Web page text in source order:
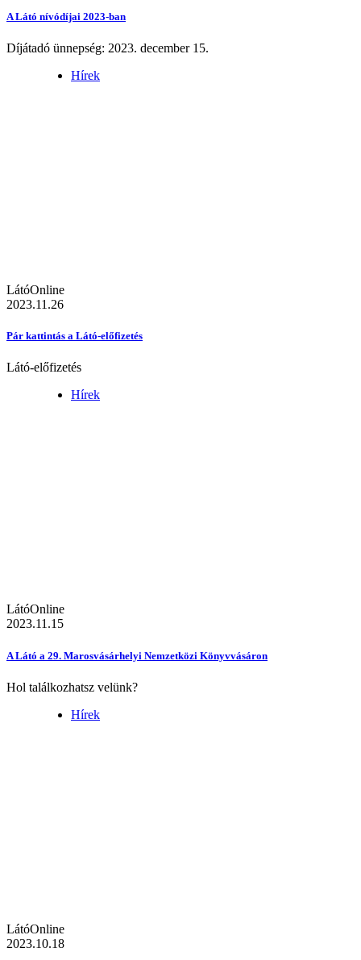
A Látó nívódíjai 2023-ban
Díjátadó ünnepség: 2023. december 15.
Hírek
LátóOnline
2023.11.26
Pár kattintás a Látó-előfizetés
Látó-előfizetés
Hírek
LátóOnline
2023.11.15
A Látó a 29. Marosvásárhelyi Nemzetközi Könyvvásáron
Hol találkozhatsz velünk?
Hírek
LátóOnline
2023.10.18